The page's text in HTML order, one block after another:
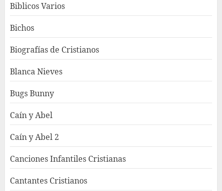
Biblicos Varios
Bichos
Biografías de Cristianos
Blanca Nieves
Bugs Bunny
Caín y Abel
Caín y Abel 2
Canciones Infantiles Cristianas
Cantantes Cristianos